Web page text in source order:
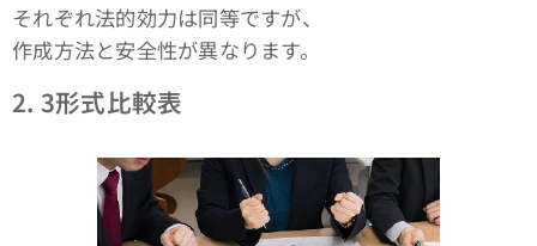
それぞれ法的効力は同等ですが、
作成方法と安全性が異なります。
2. 3形式比較表